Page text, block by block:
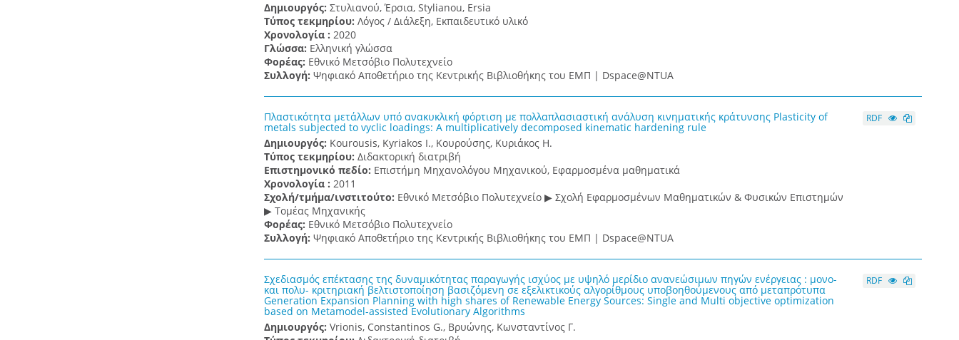
Δημιουργός: Στυλιανού, Έρσια, Stylianou, Ersia
Τύπος τεκμηρίου: Λόγος / Διάλεξη, Εκπαιδευτικό υλικό
Χρονολογία : 2020
Γλώσσα: Ελληνική γλώσσα
Φορέας: Εθνικό Μετσόβιο Πολυτεχνείο
Συλλογή: Ψηφιακό Αποθετήριο της Κεντρικής Βιβλιοθήκης του ΕΜΠ | Dspace@NTUA
Πλαστικότητα μετάλλων υπό ανακυκλική φόρτιση με πολλαπλασιαστική ανάλυση κινηματικής κράτυνσης Plasticity of
metals subjected to vyclic loadings: A multiplicatively decomposed kinematic hardening rule
Δημιουργός: Kourousis, Kyriakos I., Κουρούσης, Κυριάκος Η.
Τύπος τεκμηρίου: Διδακτορική διατριβή
Επιστημονικό πεδίο: Επιστήμη Μηχανολόγου Μηχανικού, Εφαρμοσμένα μαθηματικά
Χρονολογία : 2011
Σχολή/τμήμα/ινστιτούτο: Εθνικό Μετσόβιο Πολυτεχνείο ▶ Σχολή Εφαρμοσμένων Μαθηματικών & Φυσικών Επιστημών
▶ Τομέας Μηχανικής
Φορέας: Εθνικό Μετσόβιο Πολυτεχνείο
Συλλογή: Ψηφιακό Αποθετήριο της Κεντρικής Βιβλιοθήκης του ΕΜΠ | Dspace@NTUA
RDF
Σχεδιασμός επέκτασης της δυναμικότητας παραγωγής ισχύος με υψηλό μερίδιο ανανεώσιμων πηγών ενέργειας : μονο-
και πολυ- κριτηριακή βελτιστοποίηση βασιζόμενη σε εξελικτικούς αλγορίθμους υποβοηθούμενους από μεταπρότυπα
Generation Expansion Planning with high shares of Renewable Energy Sources: Single and Multi objective optimization
based on Metamodel-assisted Evolutionary Algorithms
Δημιουργός: Vrionis, Constantinos G., Βρυώνης, Κωνσταντίνος Γ.
RDF